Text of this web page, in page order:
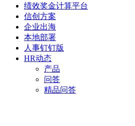
绩效奖金计算平台
信创方案
企业出海
本地部署
人事钉钉版
HR动态
产品
问答
精品问答